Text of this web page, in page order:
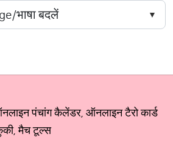
पंचांग कैलेंडर, ऑनलाइन टैरो कार्ड
मैच टूल्स